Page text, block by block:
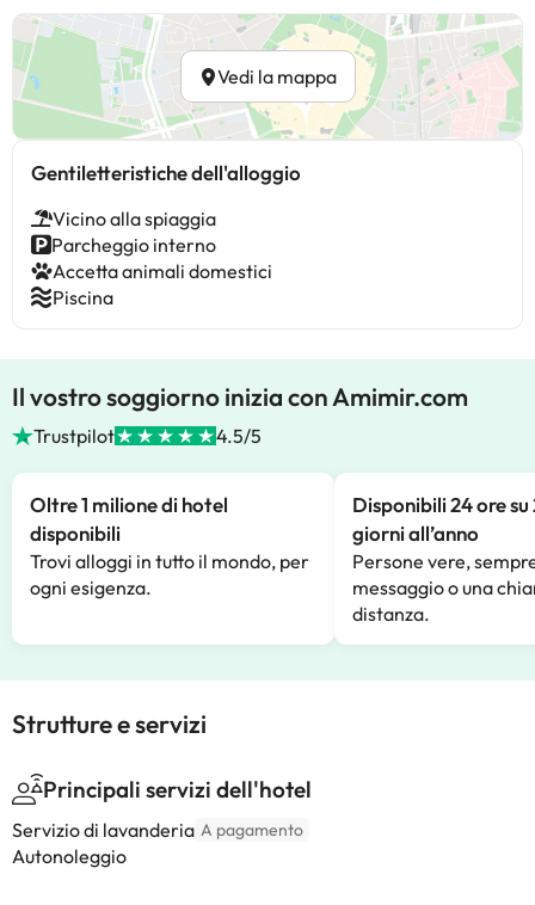
Vedi la mappa
Gentiletteristiche dell'alloggio
Vicino alla spiaggia
Parcheggio interno
Accetta animali domestici
Piscina
Il vostro soggiorno inizia con Amimir.com
Trustpilot 4.5/5
Oltre 1 milione di hotel
disponibili
Trovi alloggi in tutto il mondo, per
ogni esigenza.
Disponibili 24 ore su
giorni all’anno
Persone vere,
messaggio o una
distanza.
Strutture e servizi
Principali servizi dell'hotel
Servizio di lavanderia A pagamento
Autonoleggio